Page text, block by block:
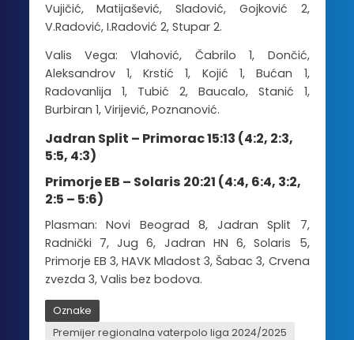
Vujičić, Matijašević, Sladović, Gojković 2,
V.Radović, I.Radović 2, Stupar 2.
Valis Vega: Vlahović, Čabrilo 1, Dončić,
Aleksandrov 1, Krstić 1, Kojić 1, Bućan 1,
Radovanlija 1, Tubić 2, Baucalo, Stanić 1,
Burbiran 1, Virijević, Poznanović.
Jadran Split – Primorac 15:13 (4:2, 2:3,
5:5, 4:3)
Primorje EB – Solaris 20:21 (4:4, 6:4, 3:2,
2:5 – 5:6)
Plasman: Novi Beograd 8, Jadran Split 7,
Radnički 7, Jug 6, Jadran HN 6, Solaris 5,
Primorje EB 3, HAVK Mladost 3, Šabac 3, Crvena
zvezda 3, Valis bez bodova.
Oznake
Premijer regionalna vaterpolo liga 2024/2025